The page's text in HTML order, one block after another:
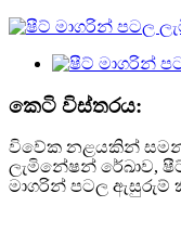
කෙටි විස්තරය:
විවේක නළයකින්
ලැමිනේෂන් රේඛාව,
මාගරින් පටල ඇසුරුම්